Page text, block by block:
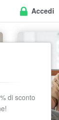
Accedi
di sconto